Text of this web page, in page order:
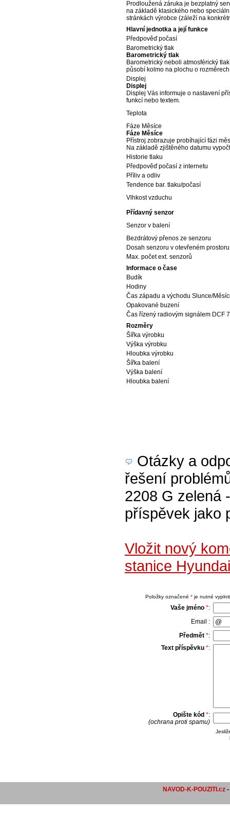
Prodloužená záruka je bezplatný
na základě klasického nebo
stránkách výrobce (záleží na
Hlavní jednotka a její funkce
Předpověď počasí
Barometrický tlak
Barometrický tlak
Barometrický neboli atmosférický
působí kolmo na plochu o
Displej
Displej
Displej Vás informuje o nastavení
funkcí nebo textem.
Teplota
Fáze Měsíce
Fáze Měsíce
Přístroj zobrazuje probíhající fázi
Na základě zjištěného datumu
Historie tlaku
Předpověď počasí z internetu
Příliv a odliv
Tendence bar. tlaku/počasí
Vlhkost vzduchu
Přídavný senzor
Senzor v balení
Bezdrátový přenos ze senzoru
Dosah senzoru v otevřeném prostoru
Max. počet ext. senzorů
Informace o čase
Budík
Hodiny
Čas západu a východu Slunce/
Opakované buzení
Čas řízený radiovým signálem DCF
Rozměry
Šířka výrobku
Výška výrobku
Hloubka výrobku
Šířka balení
Výška balení
Hloubka balení
Otázky a
řešení
2208 G zelená
příspěvek jako
Vložit nový
stanice
Položky označené *je nutné
Vaše jméno *:
Email :
Předmět *:
Text příspěvku *:
Opište kód *:
(ochrana proti spamu)
NAVOD-K-POUZITI.cz